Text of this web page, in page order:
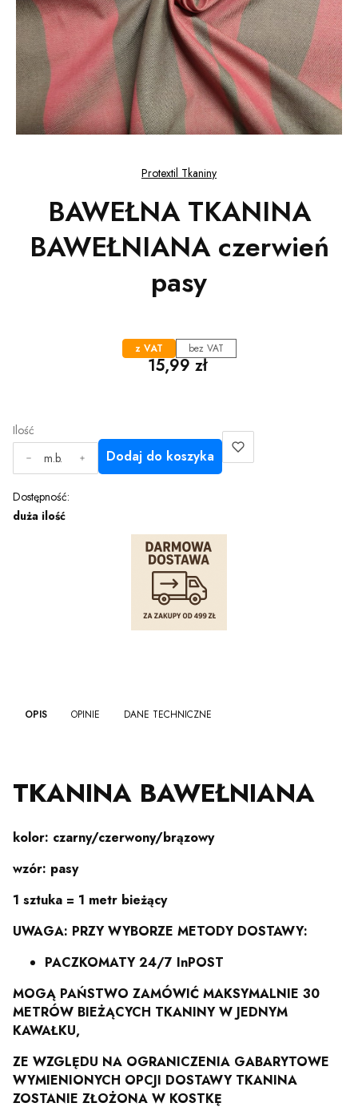
Protextil Tkaniny
BAWEŁNA TKANINA
BAWEŁNIANA czerwień
pasy
z VAT bez VAT
Cena
15,99 zł
Ilość
m.b.
Dodaj do koszyka
Dostępność:
duża ilość
OPIS OPINIE DANE TECHNICZNE
TKANINA BAWEŁNIANA
kolor: czarny/czerwony/brązowy
wzór: pasy
1 sztuka = 1 metr bieżący
UWAGA: PRZY WYBORZE METODY DOSTAWY:
PACZKOMATY 24/7 InPOST
MOGĄ PAŃSTWO ZAMÓWIĆ MAKSYMALNIE 30
METRÓW BIEŻĄCYCH TKANINY W JEDNYM
KAWAŁKU,
ZE WZGLĘDU NA OGRANICZENIA GABARYTOWE
WYMIENIONYCH OPCJI DOSTAWY TKANINA
ZOSTANIE ZŁOŻONA W KOSTKĘ